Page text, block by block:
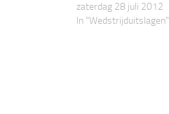
zaterdag 28 juli 2012
In "Wedstrijduitslagen"